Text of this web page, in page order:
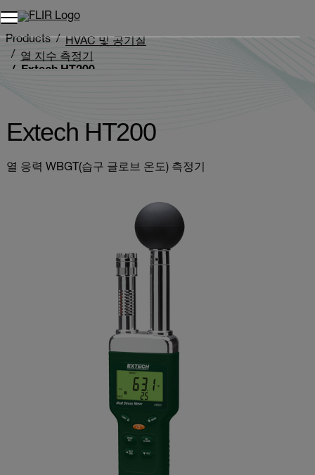
Products
HVAC 및 공기질
열 지수 측정기
Extech HT200
Extech HT200
열 응력 WBGT(습구 글로브 온도) 측정기